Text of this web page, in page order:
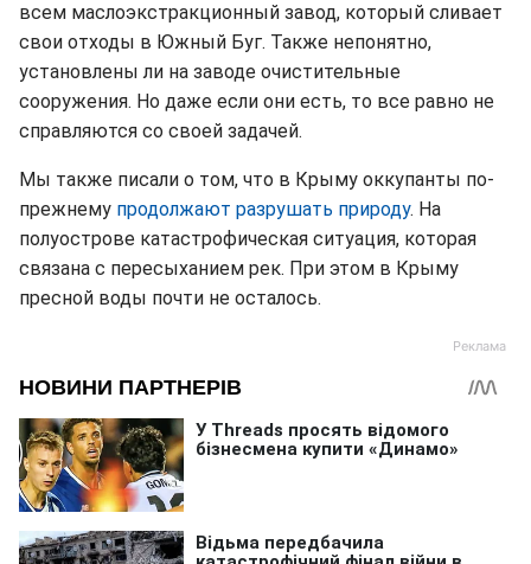
всем маслоэкстракционный завод, который сливает
свои отходы в Южный Буг. Также непонятно,
установлены ли на заводе очистительные
сооружения. Но даже если они есть, то все равно не
справляются со своей задачей.
Мы также писали о том, что в Крыму оккупанты по-
прежнему продолжают разрушать природу. На
полуострове катастрофическая ситуация, которая
связана с пересыханием рек. При этом в Крыму
пресной воды почти не осталось.